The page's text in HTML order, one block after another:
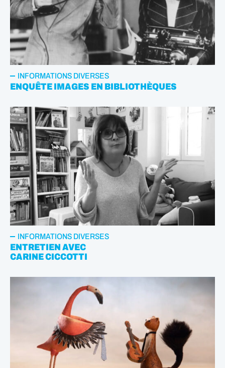
INFORMATIONS DIVERSES
ENQUÊTE IMAGES EN BIBLIOTHÈQUES
INFORMATIONS DIVERSES
ENTRETIEN AVEC
CARINE CICCOTTI